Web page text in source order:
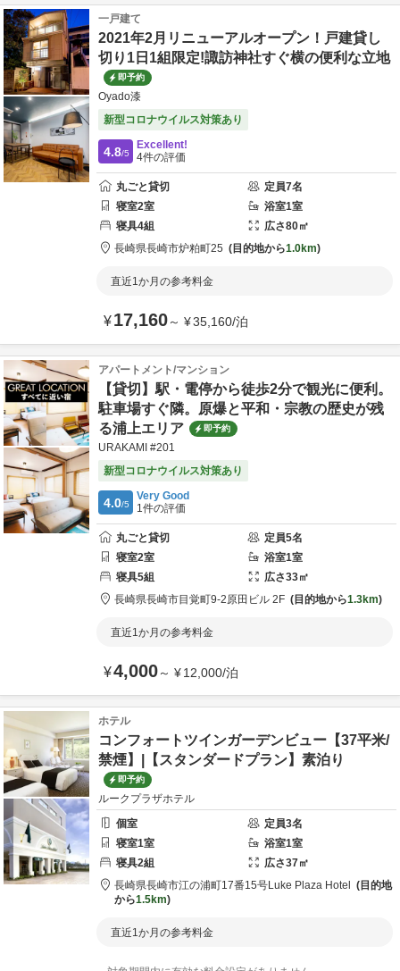
一戸建て
2021年2月リニューアルオープン！戸建貸し
切り1日1組限定!諏訪神社すぐ横の便利な立地
即予約
Oyado漆
新型コロナウイルス対策あり
4.8/5
Excellent!
4件の評価
丸ごと貸切 定員7名
寝室2室 浴室1室
寝具4組 広さ80㎡
長崎県長崎市炉粕町25 目的地から1.0km
直近1か月の参考料金
¥17,160～ ¥35,160/泊
アパートメント/マンション
【貸切】駅・電停から徒歩2分で観光に便利。
駐車場すぐ隣。原爆と平和・宗教の歴史が残
る浦上エリア
即予約
URAKAMI #201
新型コロナウイルス対策あり
4.0/5
Very Good
1件の評価
丸ごと貸切 定員5名
寝室2室 浴室1室
寝具5組 広さ33㎡
長崎県長崎市目覚町9-2原田ビル 2F 目的地から1.3km
直近1か月の参考料金
¥4,000～ ¥12,000/泊
ホテル
コンフォートツインガーデンビュー【37平米/
禁煙】|【スタンダードプラン】素泊り
即予約
ルークプラザホテル
個室
定員3名
寝室1室 浴室1室
寝具2組 広さ37㎡
長崎県長崎市江の浦町17番15号Luke Plaza Hotel
目的地
から1.5km
直近1か月の参考料金